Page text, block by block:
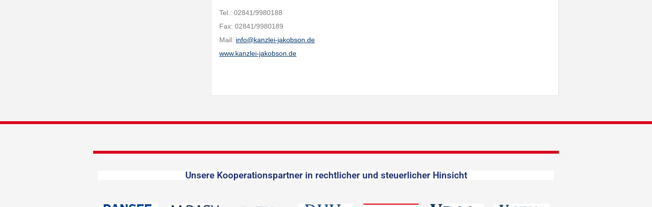
Tel.: 02841/9980188
Fax: 02841/9980189
Mail: info@kanzlei-jakobson.de
www.kanzlei-jakobson.de
Unsere Kooperationspartner in rechtlicher und steuerlicher Hinsicht